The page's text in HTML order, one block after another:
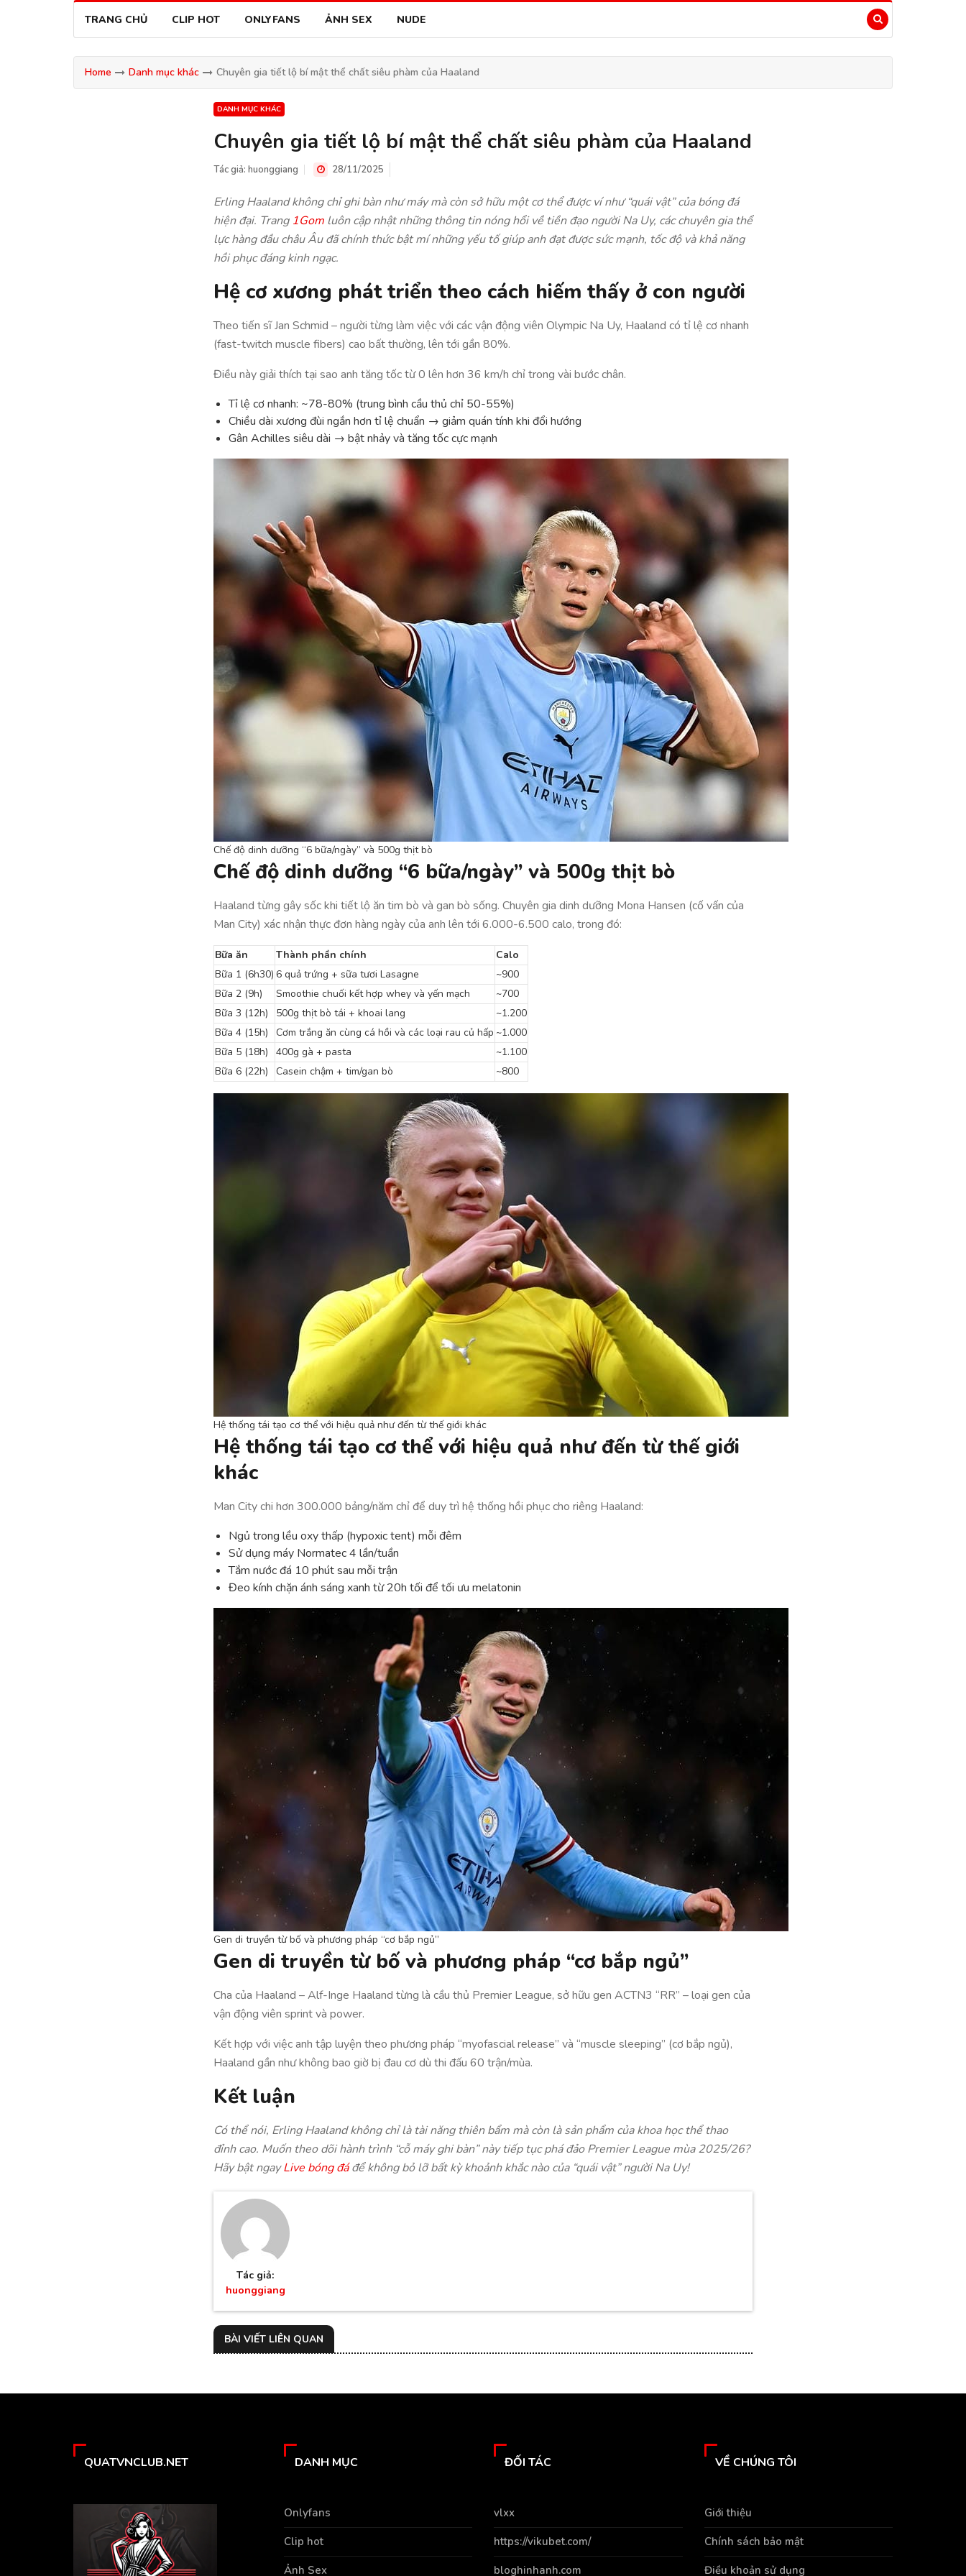
TRANG CHỦ CLIP HOT ONLYFANS ẢNH SEX NUDE
Home Danh mục khác Chuyên gia tiết lộ bí mật thể chất siêu phàm của Haaland
DANH MỤC KHÁC
Chuyên gia tiết lộ bí mật thể chất siêu phàm của Haaland
Tác giả: huonggiang 28/11/2025
Erling Haaland không chỉ ghi bàn như máy mà còn sở hữu một cơ thể được ví như “quái vật” của bóng đá
hiện đại. Trang 1Gom luôn cập nhật những thông tin nóng hổi về tiền đạo người Na Uy, các chuyên gia thể
lực hàng đầu châu Âu đã chính thức bật mí những yếu tố giúp anh đạt được sức mạnh, tốc độ và khả năng
hồi phục đáng kinh ngạc.
Hệ cơ xương phát triển theo cách hiếm thấy ở con người
Theo tiến sĩ Jan Schmid – người từng làm việc với các vận động viên Olympic Na Uy, Haaland có tỉ lệ cơ nhanh
(fast-twitch muscle fibers) cao bất thường, lên tới gần 80%.
Điều này giải thích tại sao anh tăng tốc từ 0 lên hơn 36 km/h chỉ trong vài bước chân.
Tỉ lệ cơ nhanh: ~78-80% (trung bình cầu thủ chỉ 50-55%)
Chiều dài xương đùi ngắn hơn tỉ lệ chuẩn → giảm quán tính khi đổi hướng
Gân Achilles siêu dài → bật nhảy và tăng tốc cực mạnh
Chế độ dinh dưỡng “6 bữa/ngày” và 500g thịt bò
Chế độ dinh dưỡng “6 bữa/ngày” và 500g thịt bò
Haaland từng gây sốc khi tiết lộ ăn tim bò và gan bò sống. Chuyên gia dinh dưỡng Mona Hansen (cố vấn của
Man City) xác nhận thực đơn hàng ngày của anh lên tới 6.000-6.500 calo, trong đó:
Bữa ăn Thành phần chính
Calo
Bữa 1 (6h30) 6 quả trứng + sữa tươi Lasagne
~900
Bữa 2 (9h)
Smoothie chuối kết hợp whey và yến mạch
~700
Bữa 3 (12h)
500g thịt bò tái + khoai lang
~1.200
Bữa 4 (15h)
Cơm trắng ăn cùng cá hồi và các loại rau củ hấp ~1.000
Bữa 5 (18h)
400g gà + pasta
~1.100
Bữa 6 (22h)
Casein chậm + tim/gan bò ~800
Hệ thống tái tạo cơ thể với hiệu quả như đến từ thế giới khác
Hệ thống tái tạo cơ thể với hiệu quả như đến từ thế giới
khác
Man City chi hơn 300.000 bảng/năm chỉ để duy trì hệ thống hồi phục cho riêng Haaland:
Ngủ trong lều oxy thấp (hypoxic tent) mỗi đêm
Sử dụng máy Normatec 4 lần/tuần
Tắm nước đá 10 phút sau mỗi trận
Đeo kính chặn ánh sáng xanh từ 20h tối để tối ưu melatonin
Gen di truyền từ bố và phương pháp “cơ bắp ngủ”
Gen di truyền từ bố và phương pháp “cơ bắp ngủ”
Cha của Haaland – Alf-Inge Haaland từng là cầu thủ Premier League, sở hữu gen ACTN3 “RR” – loại gen của
vận động viên sprint và power.
Kết hợp với việc anh tập luyện theo phương pháp “myofascial release” và “muscle sleeping” (cơ bắp ngủ),
Haaland gần như không bao giờ bị đau cơ dù thi đấu 60 trận/mùa.
Kết luận
Có thể nói, Erling Haaland không chỉ là tài năng thiên bẩm mà còn là sản phẩm của khoa học thể thao
đỉnh cao. Muốn theo dõi hành trình “cỗ máy ghi bàn” này tiếp tục phá đảo Premier League mùa 2025/26?
Hãy bật ngayLive bóng đáđể không bỏ lỡ bất kỳ khoảnh khắc nào của “quái vật” người Na Uy!
Tác giả:
huonggiang
BÀI VIẾT LIÊN QUAN
QUATVNCLUB.NET DANH MỤC
Onlyfans
Clip hot
Ảnh Sex
ĐỐI TÁC
vlxx
https://vikubet.com/
bloghinhanh.com
VỀ CHÚNG TÔI
Giới thiệu
Chính sách bảo mật
Điều khoản sử dụng